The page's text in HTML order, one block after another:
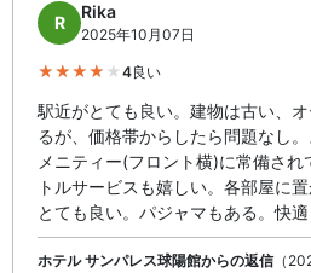
R
Rika
2025年10月07日
4良い
駅近がとても良い。建物は古い、
るが、価格帯からしたら問題なし
メニティー(フロント横)に常備さ
トルサービスも嬉しい。各部屋に
とても良い。パジャマもある。快適
ホテル サンパレス球陽館からの返信（